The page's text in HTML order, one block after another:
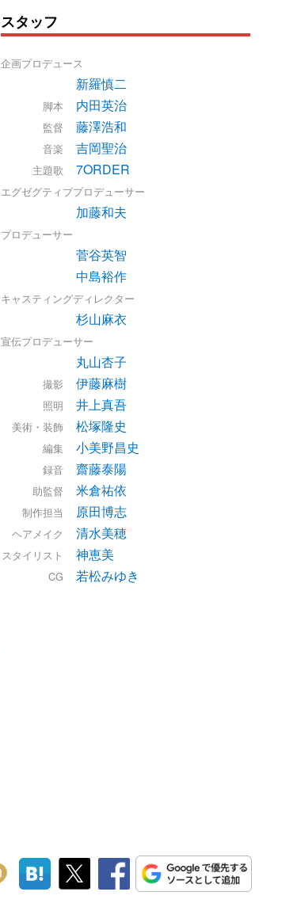
スタッフ
企画プロデュース
新羅慎二
脚本 内田英治
監督 藤澤浩和
音楽 吉岡聖治
主題歌 7ORDER
エグゼグティブプロデューサー
加藤和夫
プロデューサー
菅谷英智
中島裕作
キャスティングディレクター
杉山麻衣
宣伝プロデューサー
丸山杏子
撮影 伊藤麻樹
照明 井上真吾
美術・装飾 松塚隆史
編集 小美野昌史
録音 齋藤泰陽
助監督 米倉祐依
制作担当 原田博志
ヘアメイク 清水美穂
スタイリスト 神恵美
CG 若松みゆき